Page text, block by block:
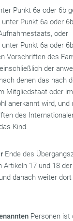
Punkt 6a oder 6b
Punkt 6a oder
oder
Punkt 6a oder
Vorschriften des
der
denen das nach
Mitgliedstaat oder
anerkannt wird,
des
Kind.
Ende des
Artikeln 17 und 18
danach weiter
Personen